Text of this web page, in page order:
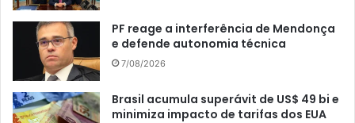
PF reage a interferência de Mendonça
e defende autonomia técnica
7/08/2026
Brasil acumula superávit de US$ 49 bi e
minimiza impacto de tarifas dos EUA